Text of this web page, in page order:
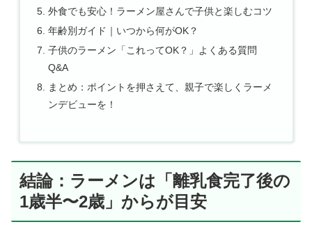
外食でも安心！ラーメン屋さんで子供と楽しむコツ
年齢別ガイド｜いつから何がOK？
子供のラーメン「これってOK？」よくある質問
Q&A
まとめ：ポイントを押さえて、親子で楽しくラーメ
ンデビューを！
結論：ラーメンは「離乳食完了後の
1歳半〜2歳」からが目安